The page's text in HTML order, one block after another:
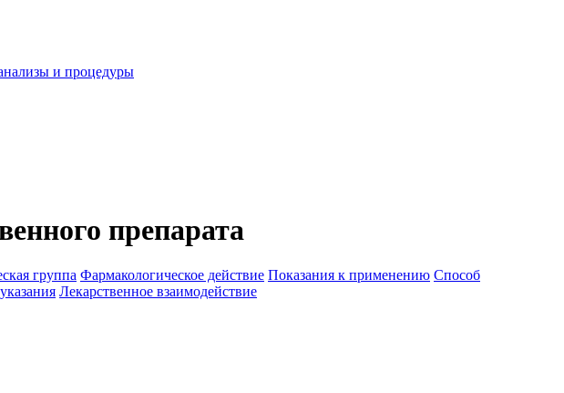
и процедуры
препарата
группа Фармакологическое действие Показания к применению Способ
Лекарственное взаимодействие